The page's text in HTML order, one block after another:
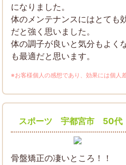
になりました。
体のメンテナンスにはとても
だと強く思いました。
体の調子が良いと気分もよく
も最適だと思います。
※お客様個人の感想であり、効果には個人
スポーツ 宇都宮市 50
骨盤矯正の凄いところ！！